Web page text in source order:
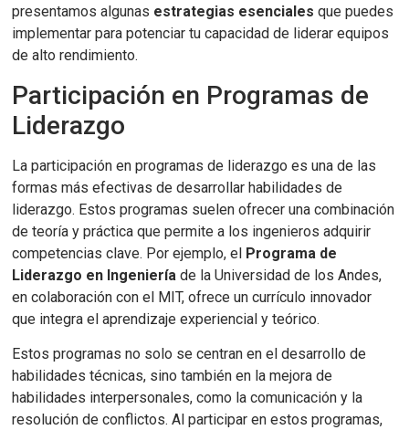
presentamos algunas estrategias esenciales que puedes
implementar para potenciar tu capacidad de liderar equipos
de alto rendimiento.
Participación en Programas de
Liderazgo
La participación en programas de liderazgo es una de las
formas más efectivas de desarrollar habilidades de
liderazgo. Estos programas suelen ofrecer una combinación
de teoría y práctica que permite a los ingenieros adquirir
competencias clave. Por ejemplo, el Programa de
Liderazgo en Ingeniería de la Universidad de los Andes,
en colaboración con el MIT, ofrece un currículo innovador
que integra el aprendizaje experiencial y teórico.
Estos programas no solo se centran en el desarrollo de
habilidades técnicas, sino también en la mejora de
habilidades interpersonales, como la comunicación y la
resolución de conflictos. Al participar en estos programas,